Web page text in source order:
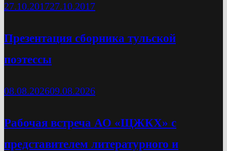
27.10.201727.10.2017
Презентация сборника тульской
поэтессы
08.08.202609.08.2026
Рабочая встреча АО «ЩЖКХ» с
представителем литературного и